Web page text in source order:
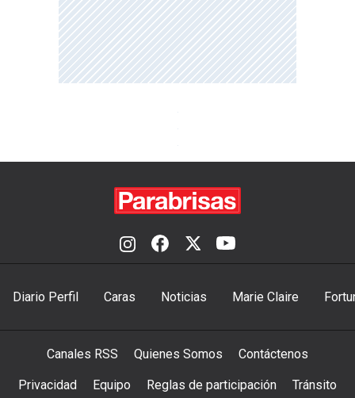
Diario Perfil Caras Noticias Marie Claire
Canales RSS Quienes Somos Contáctenos
Privacidad Equipo Reglas de participación Tránsito